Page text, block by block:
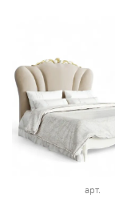
арт.